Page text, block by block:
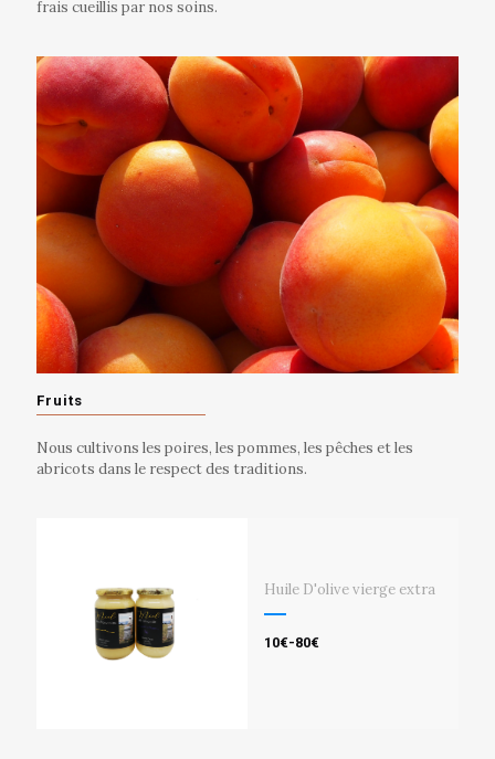
frais cueillis par nos soins.
Fruits
Nous cultivons les poires, les pommes, les pêches et les
abricots dans le respect des traditions.
Huile D'olive vierge extra
10€-80€